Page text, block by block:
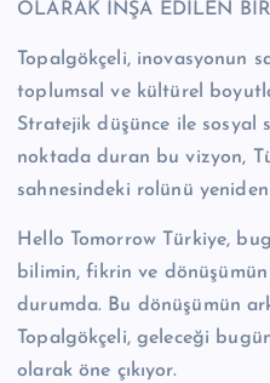
OLARAK İNŞA EDİLEN
Topalgökçeli, inovasyonun
toplumsal ve kültürel
Stratejik düşünce ile sosyal
noktada duran bu vizyon,
sahnesindeki rolünü yeniden
Hello Tomorrow Türkiye,
bilimin, fikrin ve
durumda. Bu dönüşümün
Topalgökçeli, geleceği
olarak öne çıkıyor.